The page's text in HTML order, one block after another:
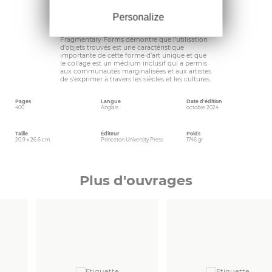
anonymes et inconnus dont les noms ont été
Fragmentary Forms démontre que l’utilisation
d’objets trouvés est une caractéristique
importante de cette forme d’art unique et que
le collage est un médium inclusif qui a permis
aux communautés marginalisées et aux artistes
de s’exprimer à travers les siècles et les cultures.
Pages
400
Langue
Anglais
Date d'édition
octobre 2024
Taille
20.9 x 26.6 cm
Éditeur
Princeton University Press
Poids
1746 gr
Plus d'ouvrages
Personalize